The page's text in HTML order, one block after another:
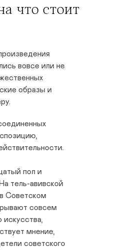
что стоит
вовсе или не
образы и
пол и
тель-авивской
Советском
совсем
мнение,
советского